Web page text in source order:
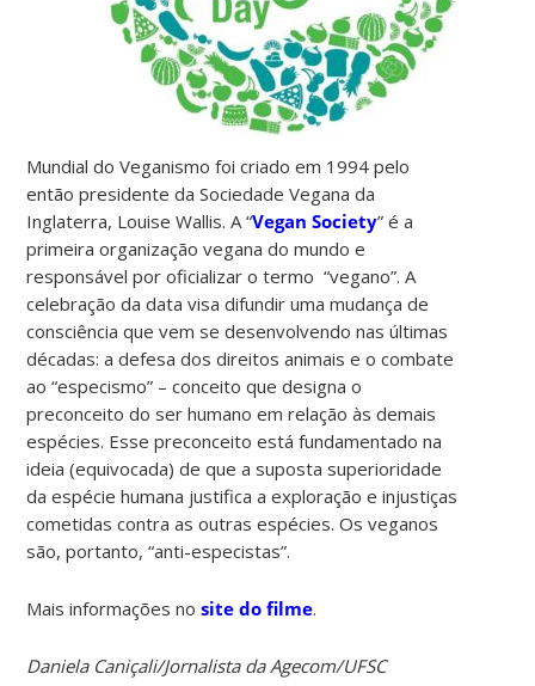
Mundial do Veganismo foi criado em 1994 pelo
então presidente da Sociedade Vegana da
Inglaterra, Louise Wallis. A “Vegan Society” é a
primeira organização vegana do mundo e
responsável por oficializar o termo “vegano”. A
celebração da data visa difundir uma mudança de
consciência que vem se desenvolvendo nas últimas
décadas: a defesa dos direitos animais e o combate
ao “especismo” – conceito que designa o
preconceito do ser humano em relação às demais
espécies. Esse preconceito está fundamentado na
ideia (equivocada) de que a suposta superioridade
da espécie humana justifica a exploração e injustiças
cometidas contra as outras espécies. Os veganos
são, portanto, “anti-especistas”.
Mais informações nosite do filme.
Daniela Caniçali/Jornalista da Agecom/UFSC